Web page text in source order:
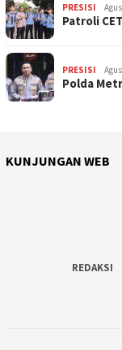
PRESISI
Patroli
PRESISI
Polda
KUNJUNGAN WEB
REDAKSI